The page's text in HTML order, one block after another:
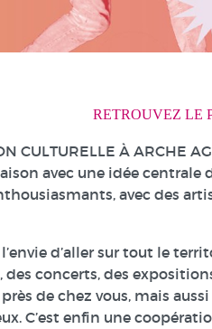
RETROUVEZ LE
CULTURELLE À ARCHE
avec une idée
avec des
l’envie d’aller sur tout le
des concerts, des
près de chez vous, mais
C’est enfin une